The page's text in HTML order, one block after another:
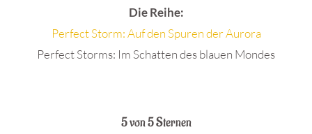
Die Reihe:
Perfect Storm: Auf den Spuren der Aurora
Perfect Storms: Im Schatten des blauen Mondes
5 von 5 Sternen